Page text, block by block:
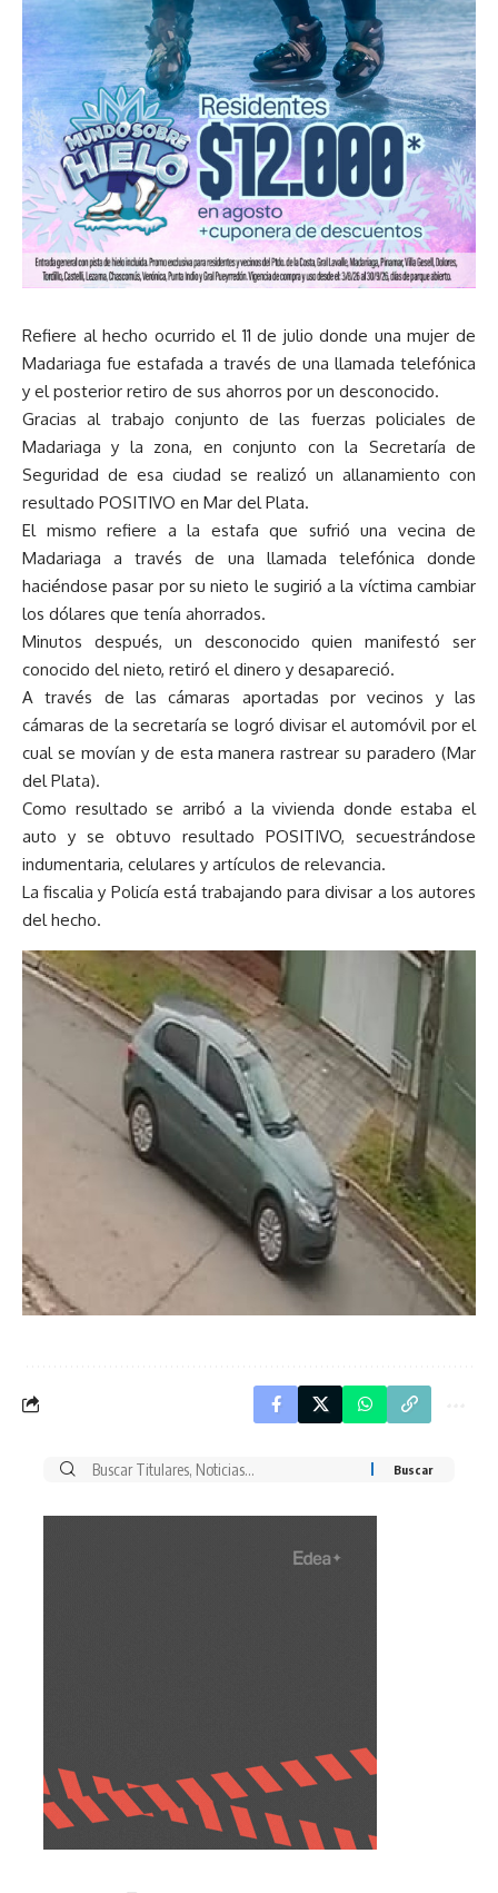
Refiere al hecho ocurrido el 11 de julio donde una mujer de
Madariaga fue estafada a través de una llamada telefónica
y el posterior retiro de sus ahorros por un desconocido.
Gracias al trabajo conjunto de las fuerzas policiales de
Madariaga y la zona, en conjunto con la Secretaría de
Seguridad de esa ciudad se realizó un allanamiento con
resultado POSITIVO en Mar del Plata.
El mismo refiere a la estafa que sufrió una vecina de
Madariaga a través de una llamada telefónica donde
haciéndose pasar por su nieto le sugirió a la víctima cambiar
los dólares que tenía ahorrados.
Minutos después, un desconocido quien manifestó ser
conocido del nieto, retiró el dinero y desapareció.
A través de las cámaras aportadas por vecinos y las
cámaras de la secretaría se logró divisar el automóvil por el
cual se movían y de esta manera rastrear su paradero (Mar
del Plata).
Como resultado se arribó a la vivienda donde estaba el
auto y se obtuvo resultado POSITIVO, secuestrándose
indumentaria, celulares y artículos de relevancia.
La fiscalia y Policía está trabajando para divisar a los autores
del hecho.
Buscar